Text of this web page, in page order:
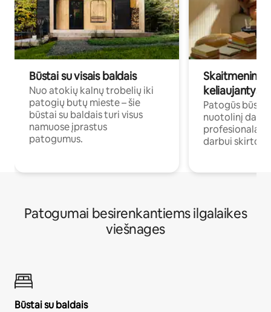
Būstai su visais baldais
Nuo atokių kalnų trobelių iki
patogių butų mieste – šie
būstai su baldais turi visus
namuose įprastus
patogumus.
keliaujantys
Patogūs
nuotolinį
darbui
Patogumai besirenkantiems ilgalaikes
viešnages
Būstai su baldais